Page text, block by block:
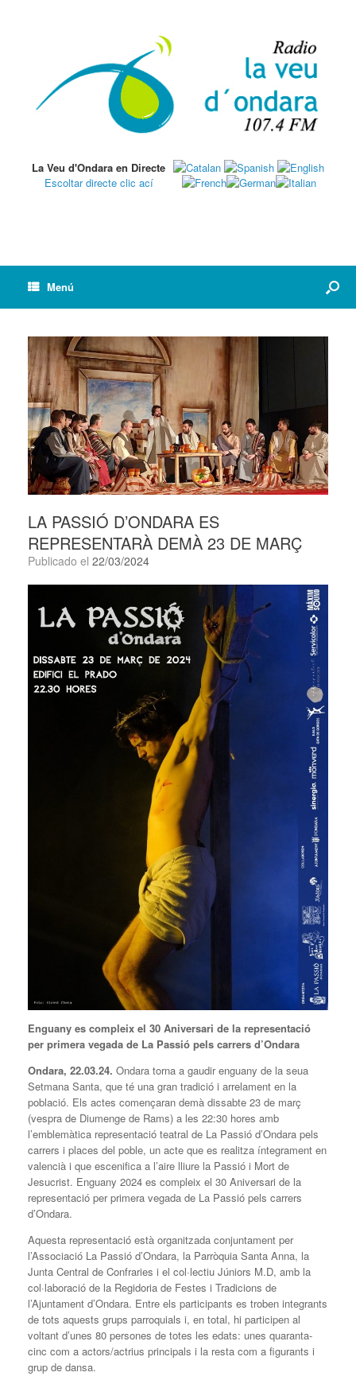
La Veu d'Ondara en Directe
Escoltar directe clic ací
Menú
LA PASSIÓ D’ONDARA ES
REPRESENTARÀ DEMÀ 23 DE MARÇ
Publicado el 22/03/2024
Enguany es compleix el 30 Aniversari de la representació
per primera vegada de La Passió pels carrers d’Ondara
Ondara, 22.03.24. Ondara torna a gaudir enguany de la seua
Setmana Santa, que té una gran tradició i arrelament en la
població. Els actes començaran demà dissabte 23 de març
(vespra de Diumenge de Rams) a les 22:30 hores amb
l’emblemàtica representació teatral de La Passió d’Ondara pels
carrers i places del poble, un acte que es realitza íntegrament en
valencià i que escenifica a l’aire lliure la Passió i Mort de
Jesucrist. Enguany 2024 es compleix el 30 Aniversari de la
representació per primera vegada de La Passió pels carrers
d’Ondara.
Aquesta representació està organitzada conjuntament per
l’Associació La Passió d’Ondara, la Parròquia Santa Anna, la
Junta Central de Confraries i el col·lectiu Júniors M.D, amb la
col·laboració de la Regidoria de Festes i Tradicions de
l’Ajuntament d’Ondara. Entre els participants es troben integrants
de tots aquests grups parroquials i, en total, hi participen al
voltant d’unes 80 persones de totes les edats: unes quaranta-
cinc com a actors/actrius principals i la resta com a figurants i
grup de dansa.